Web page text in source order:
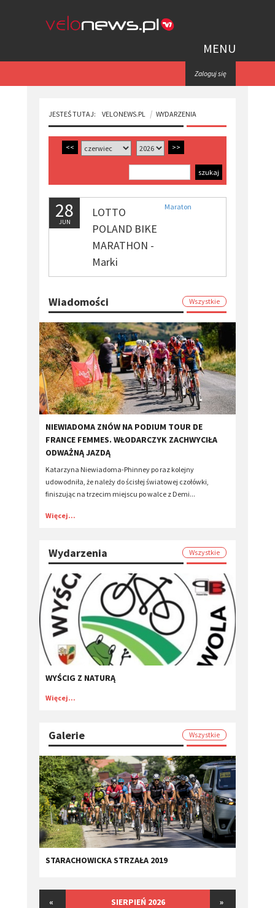
MENU
Zaloguj się
JESTEŚ TUTAJ: VELONEWS.PL WYDARZENIA
<< >>
28
JUN
LOTTO
POLAND BIKE
MARATHON -
Marki
Maraton
Wiadomości Wszystkie
​NIEWIADOMA ZNÓW NA PODIUM TOUR DE
FRANCE FEMMES. WŁODARCZYK ZACHWYCIŁA
ODWAŻNĄ JAZDĄ
Katarzyna Niewiadoma-Phinney po raz kolejny
udowodniła, że należy do ścisłej światowej czołówki,
finiszując na trzecim miejscu po walce z Demi...
Więcej...
Wydarzenia Wszystkie
WYŚCIG Z NATURĄ
Więcej...
Galerie Wszystkie
STARACHOWICKA STRZAŁA 2019
« SIERPIEŃ 2026 »